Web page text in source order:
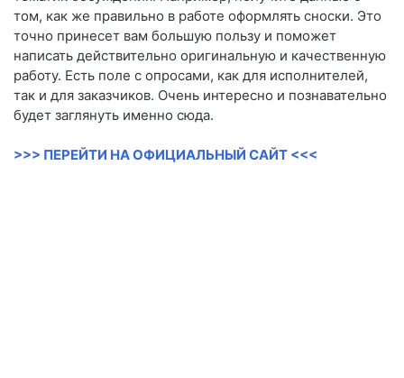
том, как же правильно в работе оформлять сноски. Это
точно принесет вам большую пользу и поможет
написать действительно оригинальную и качественную
работу. Есть поле с опросами, как для исполнителей,
так и для заказчиков. Очень интересно и познавательно
будет заглянуть именно сюда.
>>> ПЕРЕЙТИ НА ОФИЦИАЛЬНЫЙ САЙТ <<<